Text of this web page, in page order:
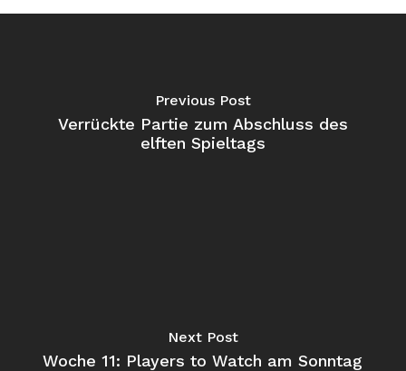
Previous Post
Verrückte Partie zum Abschluss des
elften Spieltags
Next Post
Woche 11: Players to Watch am Sonntag